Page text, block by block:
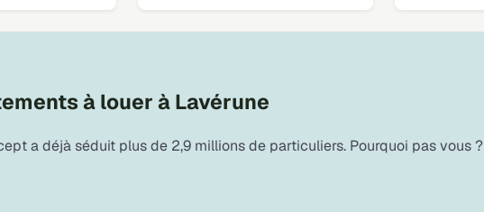
à louer à Lavérune
a déjà séduit plus de 2,9 millions de particuliers. Pourquoi pas vous ?